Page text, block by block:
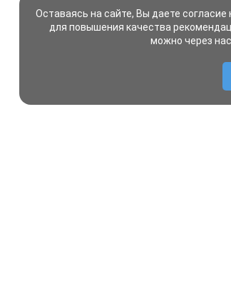
Оставаясь на сайте, Вы даете
для повышения качества
можно через